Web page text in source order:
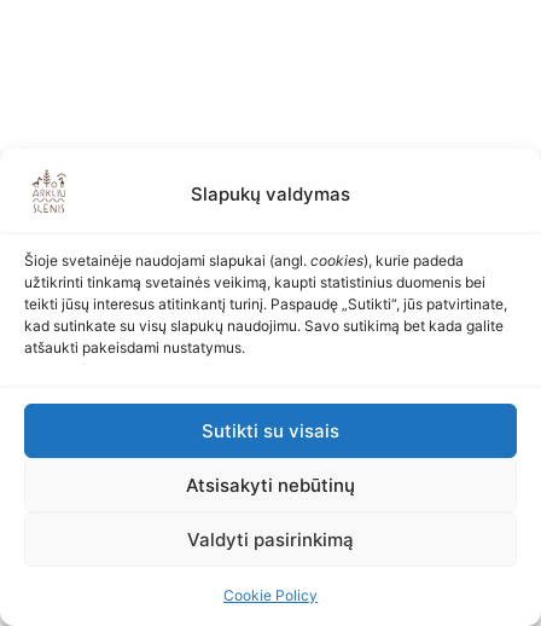
Slapukų valdymas
Šioje svetainėje naudojami slapukai (angl. cookies), kurie padeda
užtikrinti tinkamą svetainės veikimą, kaupti statistinius duomenis bei
teikti jūsų interesus atitinkantį turinį. Paspaudę „Sutikti“, jūs patvirtinate,
kad sutinkate su visų slapukų naudojimu. Savo sutikimą bet kada galite
atšaukti pakeisdami nustatymus.
Sutikti su visais
Atsisakyti nebūtinų
Valdyti pasirinkimą
Cookie Policy